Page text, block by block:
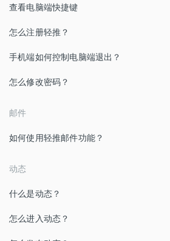
查看电脑端快捷键
怎么注册轻推？
手机端如何控制电脑端退出？
怎么修改密码？
邮件
如何使用轻推邮件功能？
动态
什么是动态？
怎么进入动态？